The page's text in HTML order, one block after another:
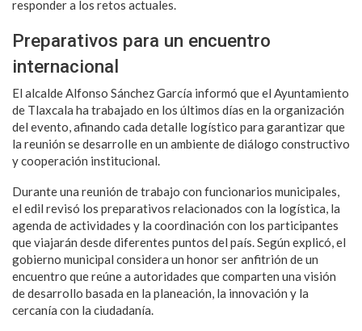
responder a los retos actuales.
Preparativos para un encuentro
internacional
El alcalde Alfonso Sánchez García informó que el Ayuntamiento
de Tlaxcala ha trabajado en los últimos días en la organización
del evento, afinando cada detalle logístico para garantizar que
la reunión se desarrolle en un ambiente de diálogo constructivo
y cooperación institucional.
Durante una reunión de trabajo con funcionarios municipales,
el edil revisó los preparativos relacionados con la logística, la
agenda de actividades y la coordinación con los participantes
que viajarán desde diferentes puntos del país. Según explicó, el
gobierno municipal considera un honor ser anfitrión de un
encuentro que reúne a autoridades que comparten una visión
de desarrollo basada en la planeación, la innovación y la
cercanía con la ciudadanía.